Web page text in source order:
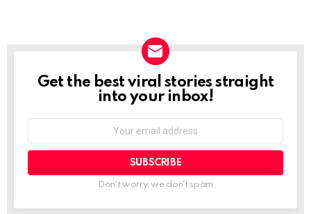
NEWSLETTER
Get the best viral stories straight
into your inbox!
Don't worry, we don't spam